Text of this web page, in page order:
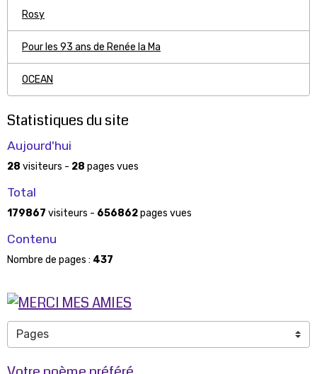
Rosy
Pour les 93 ans de Renée la Ma
OCEAN
Statistiques du site
Aujourd'hui
28 visiteurs - 28 pages vues
Total
179867 visiteurs - 656862pages vues
Contenu
Nombre de pages : 437